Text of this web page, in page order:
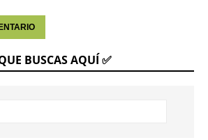
BUSCAS AQUÍ ✅